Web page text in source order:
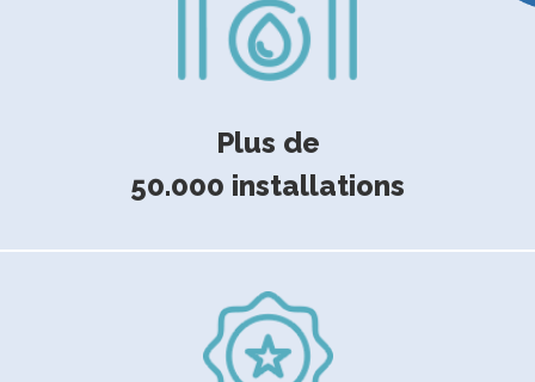
Plus de
50.000 installations